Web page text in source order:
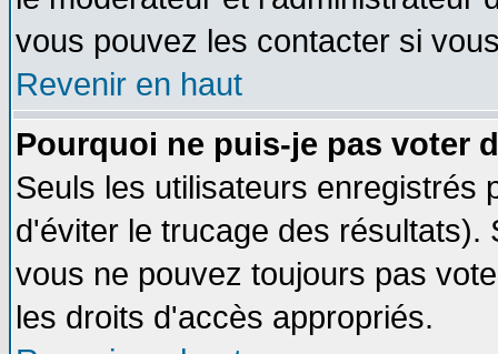
vous pouvez les contacter si
Revenir en haut
Pourquoi ne puis-je pas voter
Seuls les utilisateurs enregistrés
d'éviter le trucage des
vous ne pouvez toujours pas
les droits d'accès appropriés.